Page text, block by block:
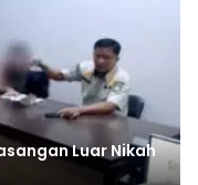
Luar Nikah